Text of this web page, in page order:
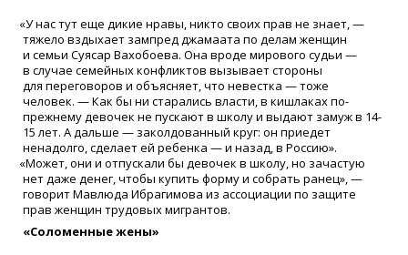
«У нас тут еще дикие нравы, никто своих прав не знает, —
тяжело вздыхает зампред джамаата по делам женщин
и семьи Суясар Вахобоева. Она вроде мирового судьи —
в случае семейных конфликтов вызывает стороны
для переговоров и объясняет, что невестка — тоже
человек. — Как бы ни старались власти, в кишлаках по-
прежнему девочек не пускают в школу и выдают замуж в 14-
15 лет. А дальше — заколдованный круг: он приедет
ненадолго, сделает ей ребенка — и назад, в Россию».
«Может, они и отпускали бы девочек в школу, но зачастую
нет даже денег, чтобы купить форму и собрать ранец», —
говорит Мавлюда Ибрагимова из ассоциации по защите
прав женщин трудовых мигрантов.
«Соломенные жены»